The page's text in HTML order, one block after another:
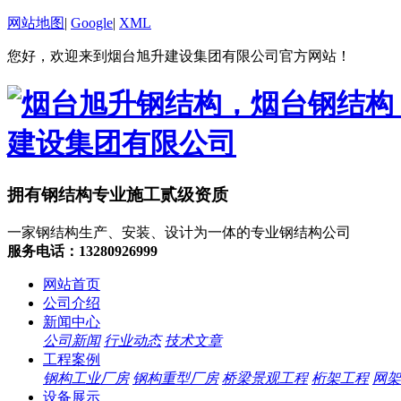
网站地图| Google| XML
您好，欢迎来到烟台旭升建设集团有限公司官方网站！
拥有钢结构专业施工贰级资质
一家钢结构生产、安装、设计为一体的专业钢结构公司
服务电话：13280926999
网站首页
公司介绍
新闻中心
公司新闻 行业动态 技术文章
工程案例
钢构工业厂房 钢构重型厂房 桥梁景观工程 桁架工程 网
设备展示